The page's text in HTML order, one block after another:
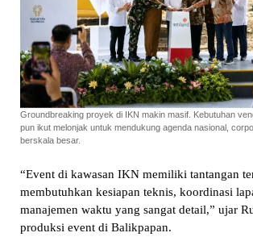
Groundbreaking proyek di IKN makin masif. Kebutuhan
pun ikut melonjak untuk mendukung agenda nasional,
berskala besar.
“Event di kawasan IKN memiliki tantangan
membutuhkan kesiapan teknis, koordinasi
manajemen waktu yang sangat detail,” ujar
produksi event di Balikpapan.